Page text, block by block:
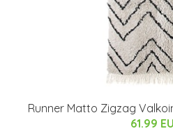
Runner Matto Zigzag
61.99